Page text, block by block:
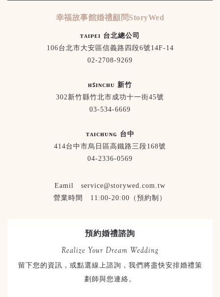
幸福故事館婚禮顧問StoryWed
ᴛᴀɪᴘᴇɪ 台北總公司
106台北市大安區信義路四段6號14F-14
02-2708-9269
ʜꜱɪɴᴄʜᴜ 新竹
302新竹縣竹北市成功十一街45號
03-534-6669
ᴛᴀɪᴄʜᴜɴɢ 台中
414台中市烏日區高鐵路三段168號
04-2336-0569
Eamil service@storywed.com.tw
營業時間 11:00-20:00（預約制）
預約婚禮諮詢
Realize Your Dream Wedding
留下您的資訊，或點選線上諮詢，我們將盡快安排婚禮策
劃師與您連絡。